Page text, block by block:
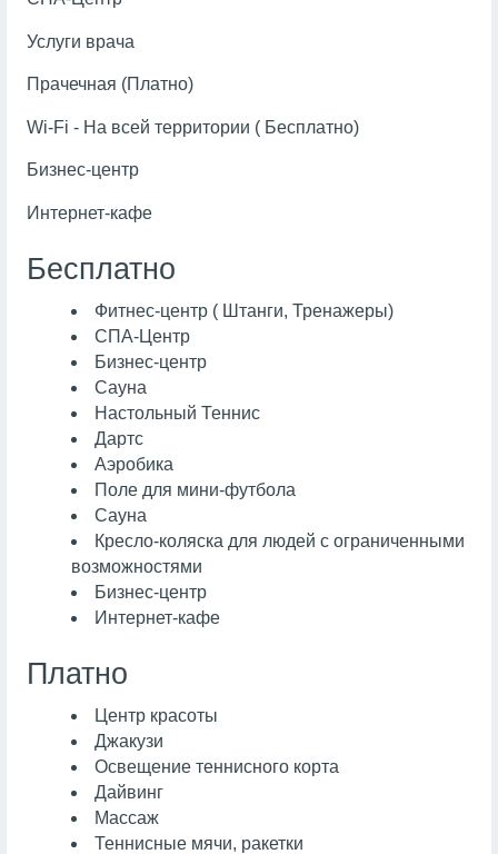
Услуги врача
Прачечная (Платно)
Wi-Fi - На всей территории ( Бесплатно)
Бизнес-центр
Интернет-кафе
Бесплатно
Фитнес-центр ( Штанги, Тренажеры)
СПА-Центр
Бизнес-центр
Сауна
Настольный Теннис
Дартс
Аэробика
Поле для мини-футбола
Сауна
Кресло-коляска для людей с ограниченными
возможностями
Бизнес-центр
Интернет-кафе
Платно
Центр красоты
Джакузи
Освещение теннисного корта
Дайвинг
Массаж
Теннисные мячи, ракетки